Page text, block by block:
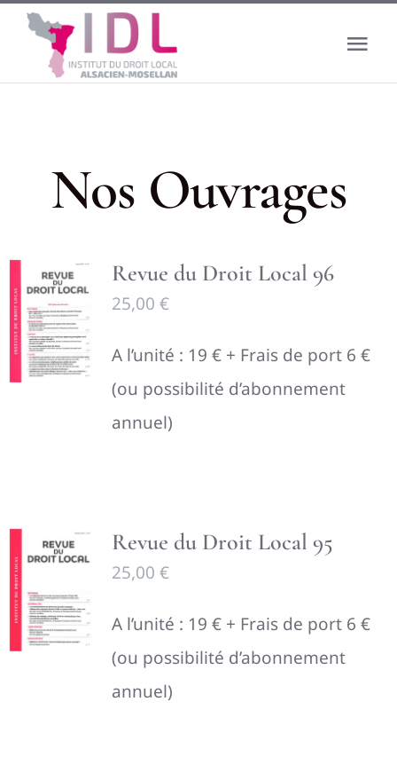
Passer
contenu
Actualité
Boutique
Banque de données
Nos Ouvrages
Revue du Droit Local 96
25,00 €
A l’unité : 19 € + Frais de port 6 €
(ou possibilité d’abonnement
annuel)
Revue du Droit Local 95
25,00 €
A l’unité : 19 € + Frais de port 6 €
(ou possibilité d’abonnement
annuel)